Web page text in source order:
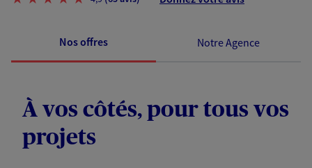
Nos offres Notre Agence
À vos côtés, pour tous vos
projets